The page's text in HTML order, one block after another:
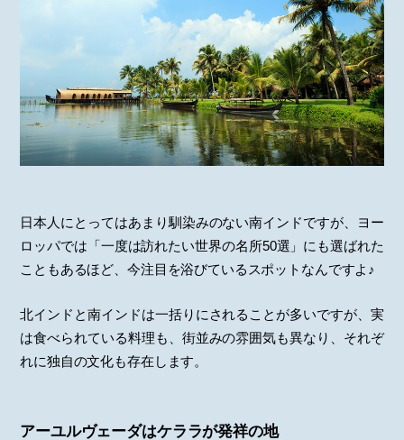
日本人にとってはあまり馴染みのない南インドですが、ヨー
ロッパでは「一度は訪れたい世界の名所50選」にも選ばれた
こともあるほど、今注目を浴びているスポットなんですよ♪
北インドと南インドは一括りにされることが多いですが、実
は食べられている料理も、街並みの雰囲気も異なり、それぞ
れに独自の文化も存在します。
アーユルヴェーダはケララが発祥の地